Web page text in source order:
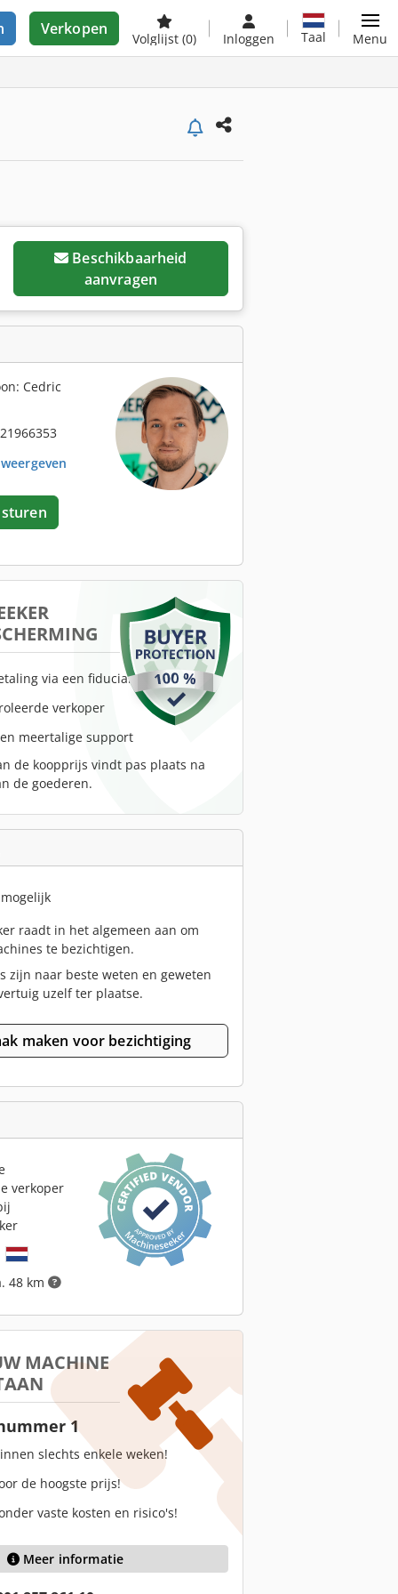
Verkopen
Volglijst (0) Inloggen Taal Menu
Beschikbaarheid
aanvragen
Cedric
via een fiduciaire rekening
verkoper
meertalige support
de koopprijs vindt pas plaats na
de goederen.
raadt in het algemeen aan om
te bezichtigen.
zijn naar beste weten en geweten
uzelf ter plaatse.
maken voor bezichtiging
verkoper
48 km
MACHINE
1
slechts enkele weken!
de hoogste prijs!
vaste kosten en risico's!
Meer informatie